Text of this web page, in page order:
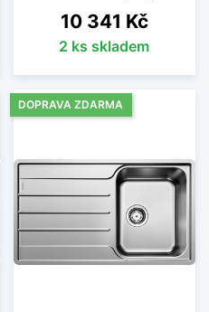
Cena
10 341 Kč
2 ks skladem
DOPRAVA ZDARMA